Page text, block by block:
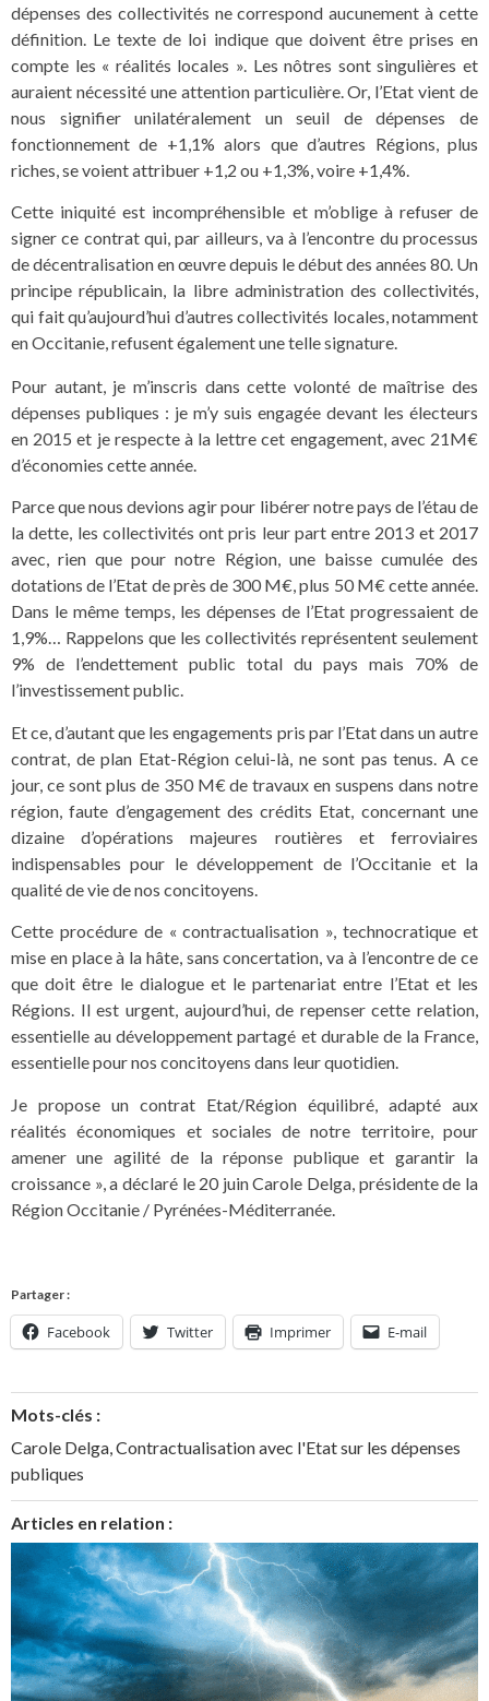
dépenses des collectivités ne correspond aucunement à cette
définition. Le texte de loi indique que doivent être prises en
compte les « réalités locales ». Les nôtres sont singulières et
auraient nécessité une attention particulière. Or, l’Etat vient de
nous signifier unilatéralement un seuil de dépenses de
fonctionnement de +1,1% alors que d’autres Régions, plus
riches, se voient attribuer +1,2 ou +1,3%, voire +1,4%.
Cette iniquité est incompréhensible et m’oblige à refuser de
signer ce contrat qui, par ailleurs, va à l’encontre du processus
de décentralisation en œuvre depuis le début des années 80. Un
principe républicain, la libre administration des collectivités,
qui fait qu’aujourd’hui d’autres collectivités locales, notamment
en Occitanie, refusent également une telle signature.
Pour autant, je m’inscris dans cette volonté de maîtrise des
dépenses publiques : je m’y suis engagée devant les électeurs
en 2015 et je respecte à la lettre cet engagement, avec 21M€
d’économies cette année.
Parce que nous devions agir pour libérer notre pays de l’étau de
la dette, les collectivités ont pris leur part entre 2013 et 2017
avec, rien que pour notre Région, une baisse cumulée des
dotations de l’Etat de près de 300 M€, plus 50 M€ cette année.
Dans le même temps, les dépenses de l’Etat progressaient de
1,9%… Rappelons que les collectivités représentent seulement
9% de l’endettement public total du pays mais 70% de
l’investissement public.
Et ce, d’autant que les engagements pris par l’Etat dans un autre
contrat, de plan Etat-Région celui-là, ne sont pas tenus. A ce
jour, ce sont plus de 350 M€ de travaux en suspens dans notre
région, faute d’engagement des crédits Etat, concernant une
dizaine d’opérations majeures routières et ferroviaires
indispensables pour le développement de l’Occitanie et la
qualité de vie de nos concitoyens.
Cette procédure de « contractualisation », technocratique et
mise en place à la hâte, sans concertation, va à l’encontre de ce
que doit être le dialogue et le partenariat entre l’Etat et les
Régions. Il est urgent, aujourd’hui, de repenser cette relation,
essentielle au développement partagé et durable de la France,
essentielle pour nos concitoyens dans leur quotidien.
Je propose un contrat Etat/Région équilibré, adapté aux
réalités économiques et sociales de notre territoire, pour
amener une agilité de la réponse publique et garantir la
croissance », a déclaré le 20 juin Carole Delga, présidente de la
Région Occitanie / Pyrénées-Méditerranée.
Partager :
Facebook Twitter Imprimer E-mail
Mots-clés :
Carole Delga,Contractualisation avec l'Etat sur les dépenses
publiques
Articles en relation :